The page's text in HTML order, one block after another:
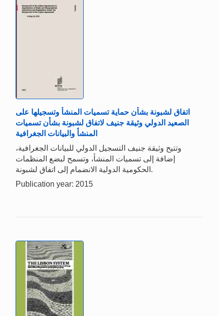
اتفاق لشبونة بشأن حماية تسميات المنشأ وتسجيلها على
الصعيد الدولي وثيقة جنيف لاتفاق لشبونة بشأن تسميات
المنشأ والبيانات الجغرافية
وتتيح وثيقة جنيف التسجيل الدولي للبيانات الجغرافية،
إضافة إلى تسميات المنشأ، وتسمح لبضع المنظمات
الحكومية الدولية الانضمام إلى اتفاق لشبونة.
Publication year: 2015